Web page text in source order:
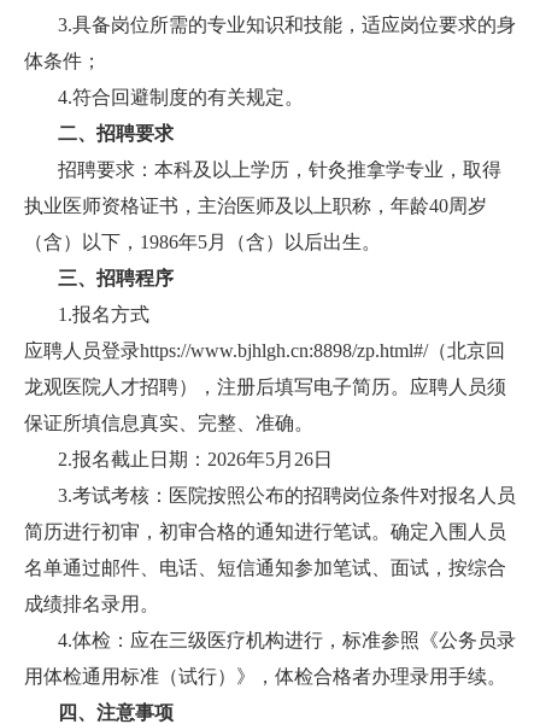
3.具备岗位所需的专业知识和技能，适应岗位要求的身
体条件；
4.符合回避制度的有关规定。
二、招聘要求
招聘要求：本科及以上学历，针灸推拿学专业，取得
执业医师资格证书，主治医师及以上职称，年龄40周岁
（含）以下，1986年5月（含）以后出生。
三、招聘程序
1.报名方式
应聘人员登录https://www.bjhlgh.cn:8898/zp.html#/（北京回
龙观医院人才招聘），注册后填写电子简历。应聘人员须
保证所填信息真实、完整、准确。
2.报名截止日期：2026年5月26日
3.考试考核：医院按照公布的招聘岗位条件对报名人员
简历进行初审，初审合格的通知进行笔试。确定入围人员
名单通过邮件、电话、短信通知参加笔试、面试，按综合
成绩排名录用。
4.体检：应在三级医疗机构进行，标准参照《公务员录
用体检通用标准（试行）》，体检合格者办理录用手续。
四、注意事项